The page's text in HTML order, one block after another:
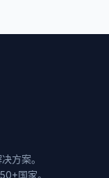
方案。
国家。